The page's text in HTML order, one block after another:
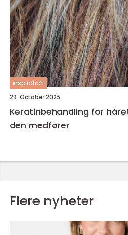
inspiration
29. October 2025
Keratinbehandling for
den medfører
Flere nyheter